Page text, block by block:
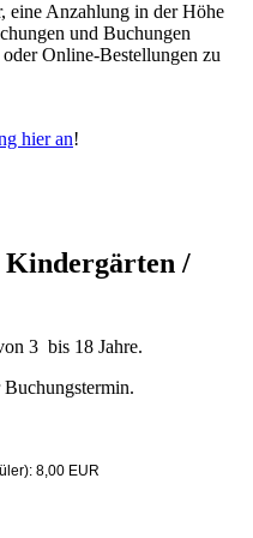
eine Anzahlung in der Höhe
und Buchungen
Online-Bestellungen zu
hier an!
/
3 bis 18 Jahre.
8,00 EUR